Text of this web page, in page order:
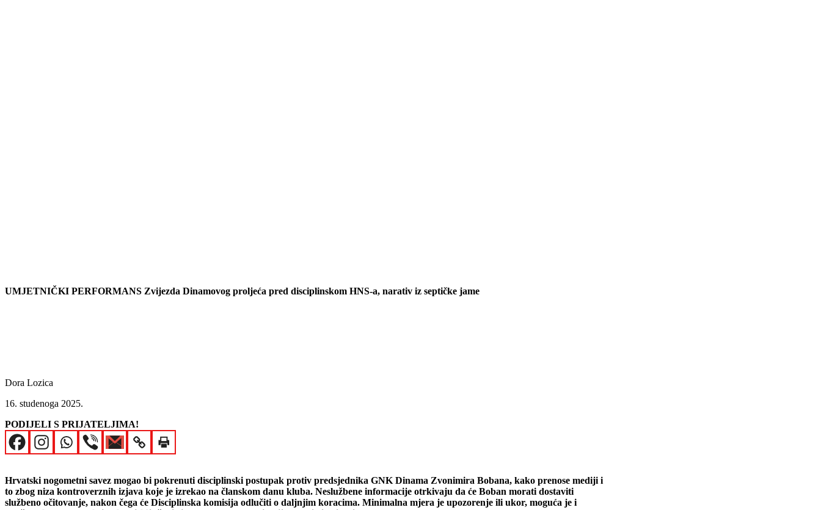
UMJETNIČKI PERFORMANS Zvijezda Dinamovog proljeća pred disciplinskom HNS-a, narativ iz septičke jame
Dora Lozica
16. studenoga 2025.
PODIJELI S PRIJATELJIMA!
Hrvatski nogometni savez mogao bi pokrenuti disciplinski postupak protiv predsjednika GNK Dinama Zvonimira Bobana, kako prenose mediji i
to zbog niza kontroverznih izjava koje je izrekao na članskom danu kluba. Neslužbene informacije otrkivaju da će Boban morati dostaviti
službeno očitovanje, nakon čega će Disciplinska komisija odlučiti o daljnjim koracima. Minimalna mjera je upozorenje ili ukor, moguća je i